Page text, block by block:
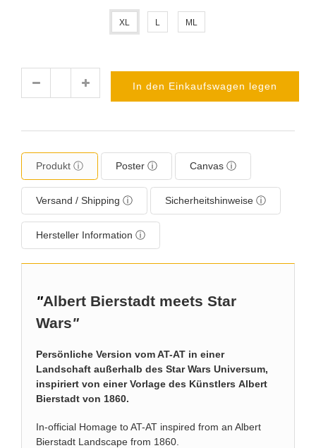
XL L ML
In den Einkaufswagen legen
Produkt ⓘ Poster ⓘ Canvas ⓘ
Versand / Shipping ⓘ Sicherheitshinweise ⓘ
Hersteller Information ⓘ
"Albert Bierstadt meets Star
Wars"
Persönliche Version vom AT-AT in einer
Landschaft außerhalb des Star Wars Universum,
inspiriert von einer Vorlage des Künstlers Albert
Bierstadt von 1860.
In-official Homage to AT-AT inspired from an Albert
Bierstadt Landscape from 1860.